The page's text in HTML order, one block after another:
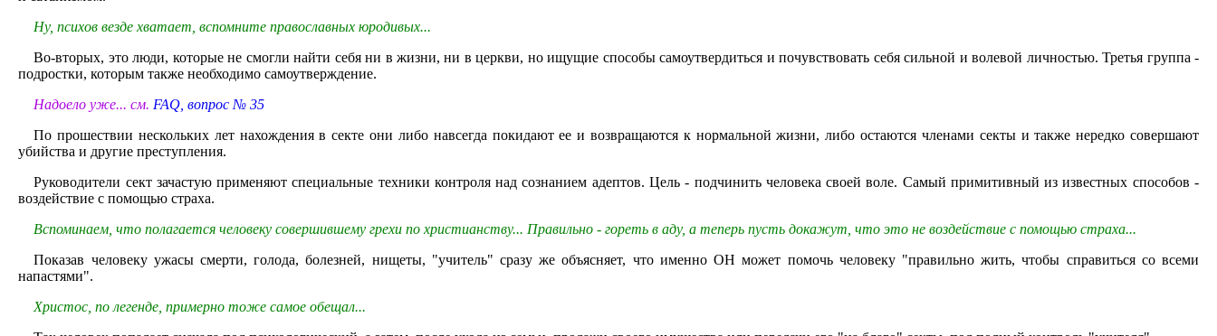
Ну, психов везде хватает, вспомните православных юродивых...
Во-вторых, это люди, которые не смогли найти себя ни в жизни, ни в церкви, но ищущие способы самоутвердиться и почувствовать себя сильной и волевой личностью. Третья группа -
подростки, которым также необходимо самоутверждение.
Надоело уже... см. FAQ, вопрос № 35
По прошествии нескольких лет нахождения в секте они либо навсегда покидают ее и возвращаются к нормальной жизни, либо остаются членами секты и также нередко совершают
убийства и другие преступления.
Руководители сект зачастую применяют специальные техники контроля над сознанием адептов. Цель - подчинить человека своей воле. Самый примитивный из известных способов -
воздействие с помощью страха.
Вспоминаем, что полагается человеку совершившему грехи по христианству... Правильно - гореть в аду, а теперь пусть докажут, что это не воздействие с помощью страха...
Показав человеку ужасы смерти, голода, болезней, нищеты, "учитель" сразу же объясняет, что именно ОН может помочь человеку "правильно жить, чтобы справиться со всеми
напастями".
Христос, по легенде, примерно тоже самое обещал...